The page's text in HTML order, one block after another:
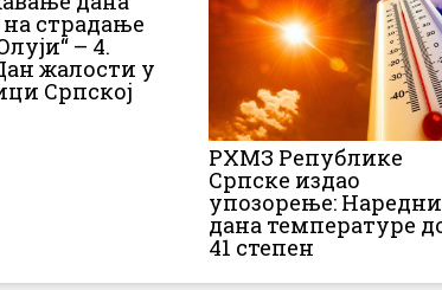
на страдање
– 4.
жалости у
Српској
РХМЗ Републике
Српске издао
упозорење:
дана температуре
41 степен